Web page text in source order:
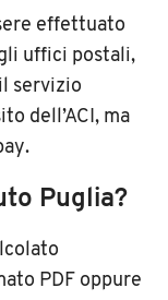
effettuato
uffici postali,
servizio
dell’ACI, ma
Puglia?
PDF oppure